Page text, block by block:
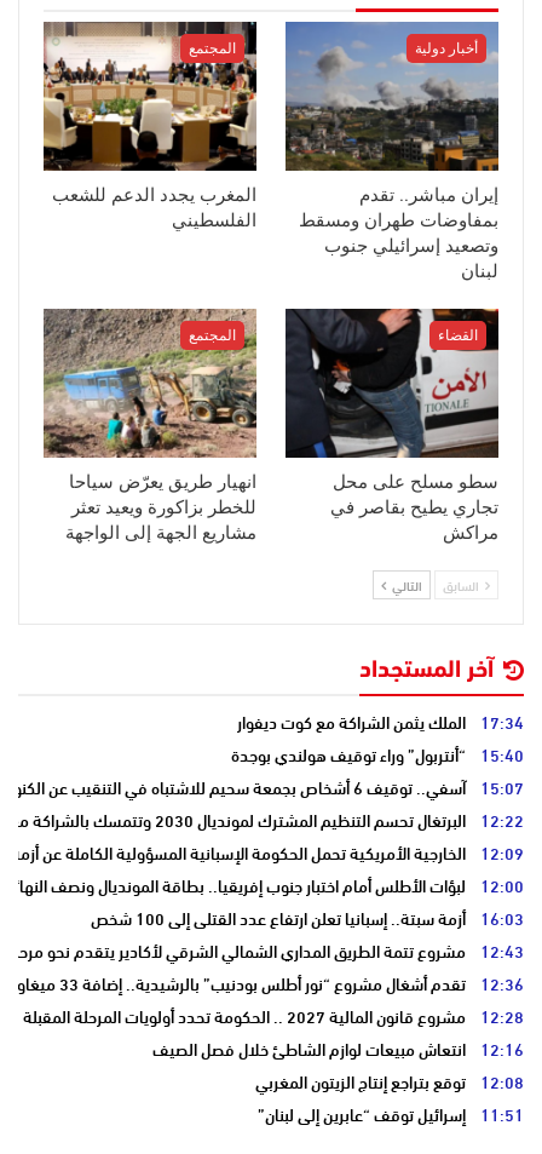
أخبار دولية
إيران مباشر.. تقدم
بمفاوضات طهران ومسقط
وتصعيد إسرائيلي جنوب
لبنان
المجتمع
المغرب يجدد الدعم للشعب
الفلسطيني
القضاء
سطو مسلح على محل
تجاري يطيح بقاصر في
مراكش
المجتمع
انهيار طريق يعرّض سياحا
للخطر بزاكورة ويعيد تعثر
مشاريع الجهة إلى الواجهة
السابق التالي
آخر المستجداد
17:34 الملك يثمن الشراكة مع كوت ديفوار
15:40 “أنتربول” وراء توقيف هولندي بوجدة
15:07 آسفي.. توقيف 6 أشخاص بجمعة سحيم للاشتباه في التنقيب عن الكنوز .
12:22 البرتغال تحسم التنظيم المشترك لمونديال 2030 وتتمسك بالشراكة مع المغرب وإسبانيا
12:09 الخارجية الأمريكية تحمل الحكومة الإسبانية المسؤولية الكاملة عن أزمة
12:00 لبؤات الأطلس أمام اختبار جنوب إفريقيا.. بطاقة المونديال ونصف
16:03 أزمة سبتة.. إسبانيا تعلن ارتفاع عدد القتلى إلى 100 شخص
12:43 مشروع تتمة الطريق المداري الشمالي الشرقي لأكادير يتقدم نحو مرحلة
12:36 تقدم أشغال مشروع “نور أطلس بودنيب” بالرشيدية.. إضافة 33 ميغاوات إلى الشبكة الوطنية
12:28 مشروع قانون المالية 2027 .. الحكومة تحدد أولويات المرحلة المقبلة
12:16 انتعاش مبيعات لوازم الشاطئ خلال فصل الصيف
12:08 توقع بتراجع إنتاج الزيتون المغربي
11:51 إسرائيل توقف “عابرين إلى لبنان”